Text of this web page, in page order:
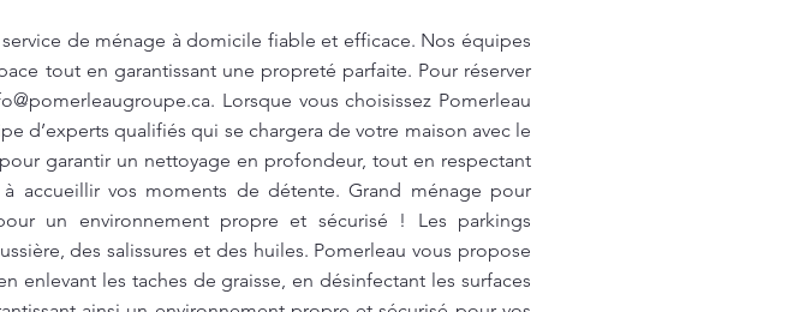
de ménage à domicile fiable et efficace. Nos équipes
tout en garantissant une propreté parfaite. Pour réserver
. Lorsque vous choisissez Pomerleau
d’experts qualifiés qui se chargera de votre maison avec le
garantir un nettoyage en profondeur, tout en respectant
accueillir vos moments de détente. Grand ménage pour
un environnement propre et sécurisé ! Les parkings
des salissures et des huiles. Pomerleau vous propose
enlevant les taches de graisse, en désinfectant les surfaces